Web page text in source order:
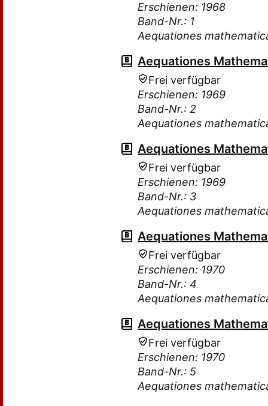
Erschienen: 1968
Band-Nr.: 1
Aequationes
Aequationes
Frei verfügbar
Erschienen: 1969
Band-Nr.: 2
Aequationes
Aequationes
Frei verfügbar
Erschienen: 1969
Band-Nr.: 3
Aequationes
Aequationes
Frei verfügbar
Erschienen: 1970
Band-Nr.: 4
Aequationes
Aequationes
Frei verfügbar
Erschienen: 1970
Band-Nr.: 5
Aequationes